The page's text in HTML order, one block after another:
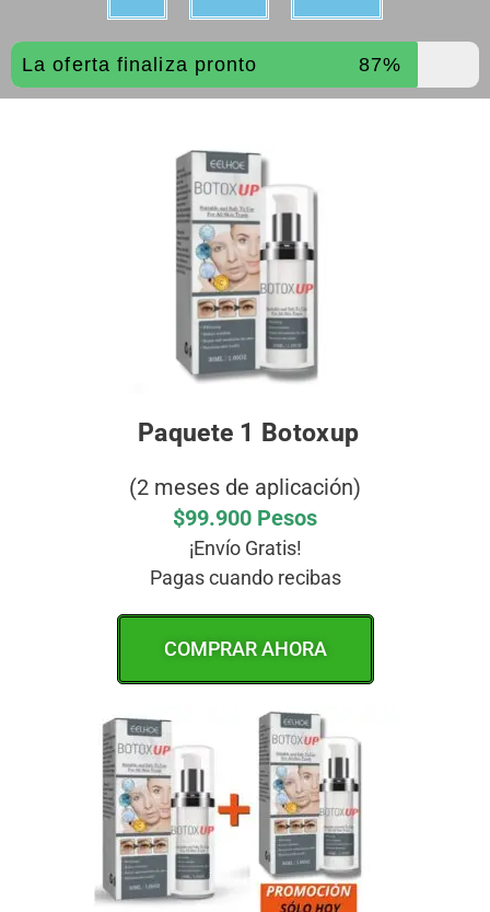
La oferta finaliza pronto 87%
Paquete 1 Botoxup
(2 meses de aplicación)
$99.900 Pesos
¡Envío Gratis!
Pagas cuando recibas
COMPRAR AHORA